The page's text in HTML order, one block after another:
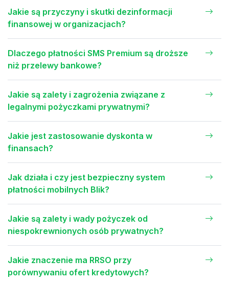
Jakie są przyczyny i skutki dezinformacji
finansowej w organizacjach?
Dlaczego płatności SMS Premium są droższe
niż przelewy bankowe?
Jakie są zalety i zagrożenia związane z
legalnymi pożyczkami prywatnymi?
Jakie jest zastosowanie dyskonta w
finansach?
Jak działa i czy jest bezpieczny system
płatności mobilnych Blik?
Jakie są zalety i wady pożyczek od
niespokrewnionych osób prywatnych?
Jakie znaczenie ma RRSO przy
porównywaniu ofert kredytowych?